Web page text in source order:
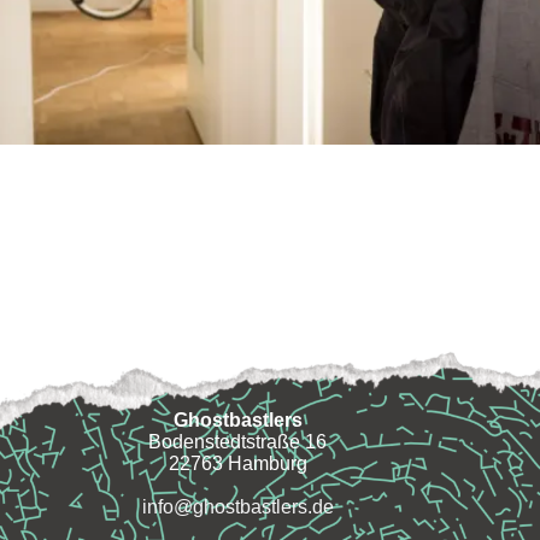
Ghostbastlers
Bodenstedtstraße 16
22763 Hamburg
info@ghostbastlers.de